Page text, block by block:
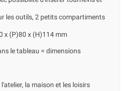
les outils, 2 petits compartiments
x (P)80 x (H)114 mm
le tableau = dimensions
la maison et les loisirs